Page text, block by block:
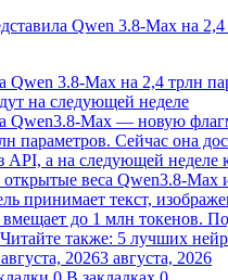
Qwen 3.8‑Max на 2,4 трлн
на следующей неделе
Qwen3.8‑Max — новую
параметров. Сейчас она
API, а на следующей неделе
веса Qwen3.8‑Max
принимает текст,
вмещает до 1 млн токенов.
Читайте также: 5 лучших
20263 августа, 2026